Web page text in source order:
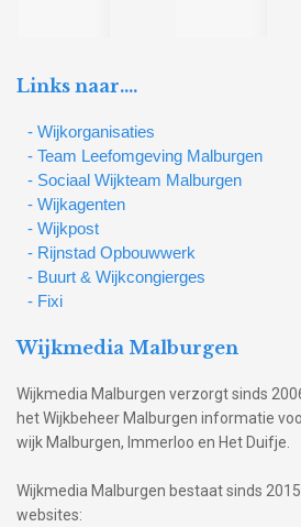
Links naar….
- Wijkorganisaties
- Team Leefomgeving Malburgen
- Sociaal Wijkteam Malburgen
- Wijkagenten
- Wijkpost
- Rijnstad Opbouwwerk
- Buurt & Wijkcongierges
- Fixi
Wijkmedia Malburgen
Wijkmedia Malburgen verzorgt sinds
het Wijkbeheer Malburgen informatie
wijk Malburgen, Immerloo en Het Duifje.
Wijkmedia Malburgen bestaat sinds
websites: